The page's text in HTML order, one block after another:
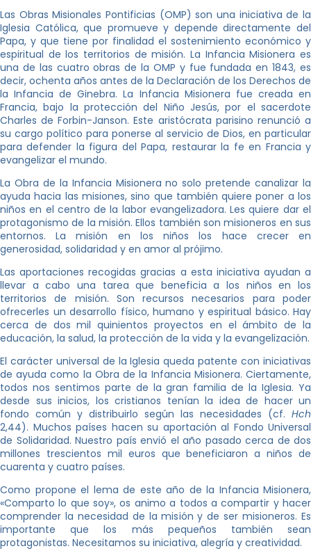
Las Obras Misionales Pontificias (OMP) son una iniciativa de la
Iglesia Católica, que promueve y depende directamente del
Papa, y que tiene por finalidad el sostenimiento económico y
espiritual de los territorios de misión. La Infancia Misionera es
una de las cuatro obras de la OMP y fue fundada en 1843, es
decir, ochenta años antes de la Declaración de los Derechos de
la Infancia de Ginebra. La Infancia Misionera fue creada en
Francia, bajo la protección del Niño Jesús, por el sacerdote
Charles de Forbin-Janson. Este aristócrata parisino renunció a
su cargo político para ponerse al servicio de Dios, en particular
para defender la figura del Papa, restaurar la fe en Francia y
evangelizar el mundo.
La Obra de la Infancia Misionera no solo pretende canalizar la
ayuda hacia las misiones, sino que también quiere poner a los
niños en el centro de la labor evangelizadora. Les quiere dar el
protagonismo de la misión. Ellos también son misioneros en sus
entornos. La misión en los niños los hace crecer en
generosidad, solidaridad y en amor al prójimo.
Las aportaciones recogidas gracias a esta iniciativa ayudan a
llevar a cabo una tarea que beneficia a los niños en los
territorios de misión. Son recursos necesarios para poder
ofrecerles un desarrollo físico, humano y espiritual básico. Hay
cerca de dos mil quinientos proyectos en el ámbito de la
educación, la salud, la protección de la vida y la evangelización.
El carácter universal de la Iglesia queda patente con iniciativas
de ayuda como la Obra de la Infancia Misionera. Ciertamente,
todos nos sentimos parte de la gran familia de la Iglesia. Ya
desde sus inicios, los cristianos tenían la idea de hacer un
fondo común y distribuirlo según las necesidades (cf. Hch
2,44). Muchos países hacen su aportación al Fondo Universal
de Solidaridad. Nuestro país envió el año pasado cerca de dos
millones trescientos mil euros que beneficiaron a niños de
cuarenta y cuatro países.
Como propone el lema de este año de la Infancia Misionera,
«Comparto lo que soy», os animo a todos a compartir y hacer
comprender la necesidad de la misión y de ser misioneros. Es
importante que los más pequeños también sean
protagonistas. Necesitamos su iniciativa, alegría y creatividad.